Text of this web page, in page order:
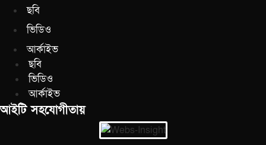
ছবি
ভিডিও
আর্কাইভ
ছবি
ভিডিও
আর্কাইভ
আইটি সহযোগীতায়